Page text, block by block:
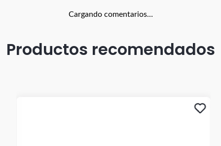
Cargando comentarios…
Productos recomendados